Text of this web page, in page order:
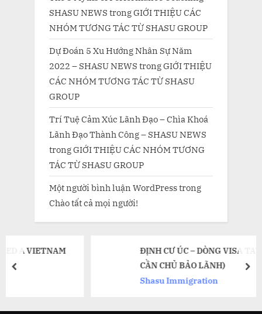
SHASU NEWS trongGIỚI THIỆU CÁC
NHÓM TƯƠNG TÁC TỪ SHASU GROUP
Dự Đoán 5 Xu Hướng Nhân Sự Năm
2022 – SHASU NEWS trongGIỚI THIỆU
CÁC NHÓM TƯƠNG TÁC TỪ SHASU
GROUP
Trí Tuệ Cảm Xúc Lãnh Đạo – Chìa Khoá
Lãnh Đạo Thành Công – SHASU NEWS
trongGIỚI THIỆU CÁC NHÓM TƯƠNG
TÁC TỪ SHASU GROUP
Một người bình luận WordPresstrong
Chào tất cả mọi người!
ĐỊNH CƯ ÚC – DÒNG VISA TAY NGHỀ
CẦN CHỦ BẢO LÃNH)
Shasu Immigration
prev